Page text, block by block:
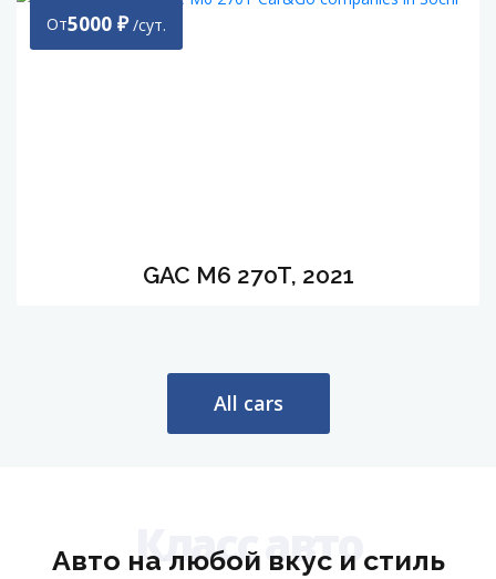
GAC M6 270T, 2021
От5000 ₽ /сут.
All cars
Авто на любой вкус и стиль
Класс авто